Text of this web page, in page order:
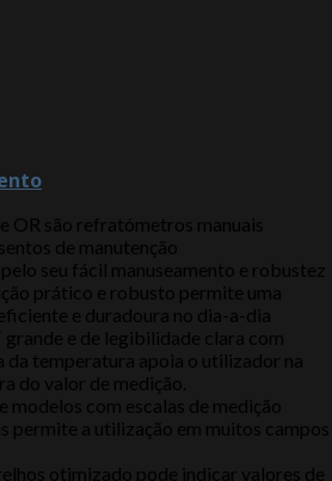
OR são refratómetros manuais
de manutenção
seu fácil manuseamento e robustez
prático e robusto permite uma
e duradoura no dia-a-dia
grande e de legibilidade clara com
da temperatura apoia o utilizador na
do valor de medição.
modelos com escalas de medição
permite a utilização em muitos campos
otimizado pode indicar valores de